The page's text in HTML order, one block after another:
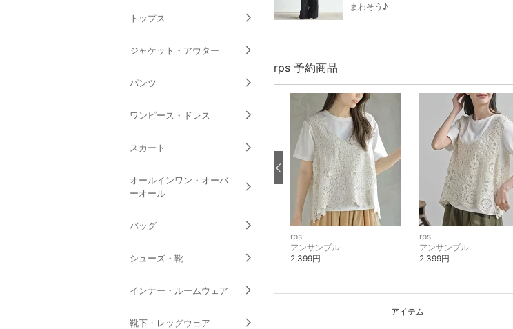
トップス
ジャケット・アウター
パンツ
ワンピース・ドレス
スカート
オールインワン・オーバ
ーオール
バッグ
シューズ・靴
インナー・ルームウェア
靴下・レッグウェア
まわそう♪
rps 予約商品
1,999円
rps
アンサンブル
2,399円
rps
アンサンブル
2,399円
アイテム